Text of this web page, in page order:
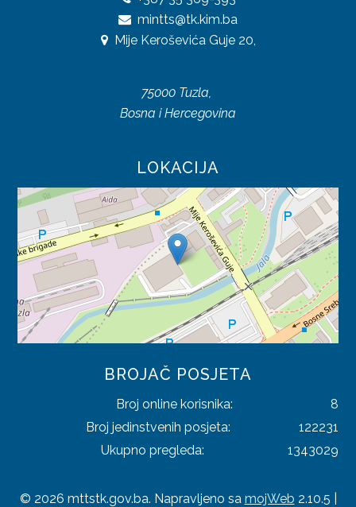
mintts@tk.kim.ba
Mije Keroševića Guje 20,
75000 Tuzla,
Bosna i Hercegovina
LOKACIJA
BROJAČ POSJETA
Broj online korisnika:
8
Broj jedinstvenih posjeta:
122231
Ukupno pregleda:
1343029
© 2026 mttstk.gov.ba. Napravljeno sa mojWeb 2.10.5 |
RJEŠENJA
SAOBRAĆAJ
TRGOVINA
TURIZAM
INFORMACIJE
SAOBRAĆAJ